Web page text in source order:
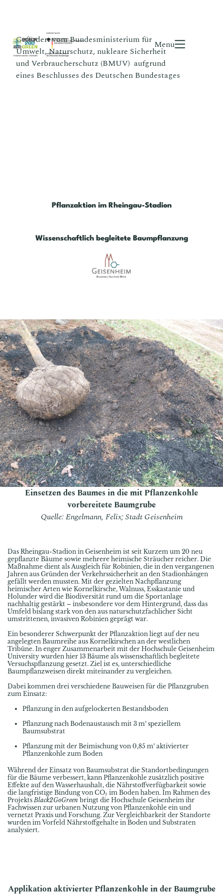
Menu
Gefördert vom Bundesministerium für
Umwelt, Naturschutz, nukleare Sicherheit
und Verbraucherschutz (BMUV) aufgrund
eines Beschlusses des Deutschen Bundestages
Pflanzaktion im Rheingau-Stadion
Wissenschaftlich begleitete Baumpflanzung
Einsetzen des Baumes in die mit Pflanzenkohle
vorbereitete Baumgrube
Quelle: Engelmann, Felix; Stadt Geisenheim
Das Rheingau-Stadion in Geisenheim ist seit Kurzem um 20 neu
gepflanzte Bäume sowie mehrere heimische Sträucher reicher. Die
Maßnahme dient als Ausgleich für Robinien, die in den vergangenen
Jahren aus Gründen der Verkehrssicherheit an den Stadionhängen
gefällt werden mussten. Mit der gezielten Nachpflanzung
heimischer Arten wie Kornelkirsche, Walnuss, Esskastanie und
Holunder wird die Biodiversität rund um die Sportanlage
nachhaltig gestärkt – insbesondere vor dem Hintergrund, dass das
Umfeld bislang stark von den aus naturschutzfachlicher Sicht
umstrittenen, invasiven Robinien geprägt war.
Ein besonderer Schwerpunkt der Pflanzaktion liegt auf der neu
angelegten Baumreihe aus Kornelkirschen an der westlichen
Tribüne. In enger Zusammenarbeit mit der Hochschule Geisenheim
University wurden hier 13 Bäume als wissenschaftlich begleitete
Versuchspflanzung gesetzt. Ziel ist es, unterschiedliche
Baumpflanzweisen direkt miteinander zu vergleichen.
Dabei kommen drei verschiedene Bauweisen für die Pflanzgruben
zum Einsatz:
Pflanzung in den aufgelockerten Bestandsboden
Pflanzung nach Bodenaustausch mit 3 m³ speziellem
Baumsubstrat
Pflanzung mit der Beimischung von 0,85 m³ aktivierter
Pflanzenkohle zum Boden
Während der Einsatz von Baumsubstrat die Standortbedingungen
für die Bäume verbessert, kann Pflanzenkohle zusätzlich positive
Effekte auf den Wasserhaushalt, die Nährstoffverfügbarkeit sowie
die langfristige Bindung von CO₂ im Boden haben. Im Rahmen des
ProjektsBlack2GoGreen bringt die Hochschule Geisenheim ihr
Fachwissen zur urbanen Nutzung von Pflanzenkohle ein und
vernetzt Praxis und Forschung. Zur Vergleichbarkeit der Standorte
wurden im Vorfeld Nährstoffgehalte in Boden und Substraten
analysiert.
Applikation aktivierter Pflanzenkohle in der Baumgrube